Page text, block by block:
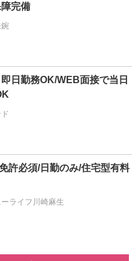
完備
日勤務OK/WEB面接で当日
許必須/日勤のみ/住宅型有料
ライフ川崎麻生